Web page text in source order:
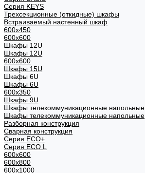
Cерия KEYS
Трехсекционные (откидные) шкафы
Встраиваемый настенный шкаф
600x450
600x600
Шкафы 12U
Шкафы 12U
600x600
Шкафы 15U
Шкафы 6U
Шкафы 6U
600x350
Шкафы 9U
Шкафы телекоммуникационные напольные
Шкафы телекоммуникационные напольные
Разборная конструкция
Сварная конструкция
Серия ECO+
Серия ECO L
600x600
600x800
600х1000